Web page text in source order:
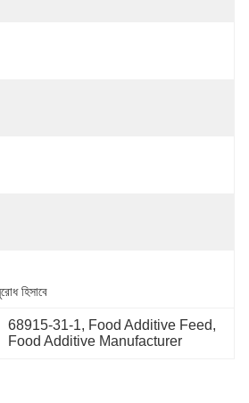
হিসাবে
68915-31-1, Food Additive Feed
Food Additive Manufacturer